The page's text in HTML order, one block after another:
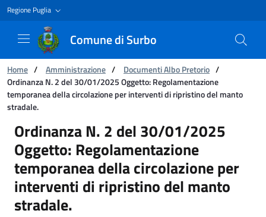
Regione Puglia
Comune di Surbo
Ti trovi in:
Home / Amministrazione / Documenti Albo Pretorio /
Ordinanza N. 2 del 30/01/2025 Oggetto: Regolamentazione
temporanea della circolazione per interventi di ripristino del manto
stradale.
Ordinanza N. 2 del 30/01/2025 Oggetto:
Ordinanza N. 2 del 30/01/2025
Oggetto: Regolamentazione
temporanea della circolazione per
interventi di ripristino del manto
stradale.